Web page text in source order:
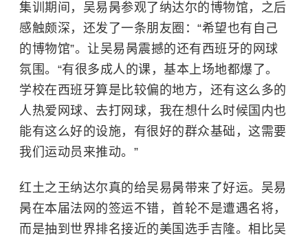
集训期间，吴易昺参观了纳达尔的博物馆，之后
感触颇深，还发了一条朋友圈：“希望也有自己
的博物馆”。让吴易昺震撼的还有西班牙的网球
氛围。“有很多成人的课，基本上场地都爆了。
学校在西班牙算是比较偏的地方，还有这么多的
人热爱网球、去打网球，我在想什么时候国内也
能有这么好的设施，有很好的群众基础，这需要
我们运动员来推动。”
红土之王纳达尔真的给吴易昺带来了好运。吴易
昺在本届法网的签运不错，首轮不是遭遇名将，
而是抽到世界排名接近的美国选手吉隆。相比吴